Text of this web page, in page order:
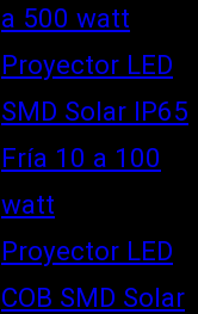
a 500 watt
Proyector LED
SMD Solar IP65
Fría 10 a 100
watt
Proyector LED
COB SMD Solar